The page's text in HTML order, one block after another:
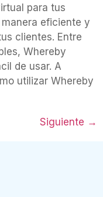
para tus
eficiente y
clientes. Entre
Whereby
de usar. A
utilizar Whereby
Siguiente →